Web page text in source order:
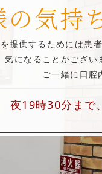
気持
提供するためには患
気になることがござい
ご一緒に口腔
夜19時30分まで